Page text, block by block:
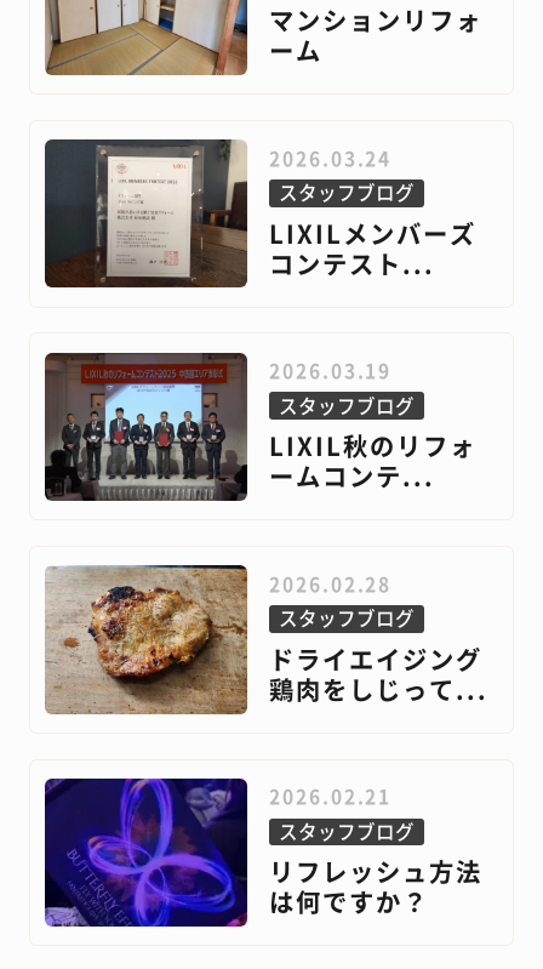
マンションリフォ
ーム
2026.03.24
スタッフブログ
LIXILメンバーズ
コンテスト...
2026.03.19
スタッフブログ
LIXIL秋のリフォ
ームコンテ...
2026.02.28
スタッフブログ
ドライエイジング
鶏肉をしじって...
2026.02.21
スタッフブログ
リフレッシュ方法
は何ですか？